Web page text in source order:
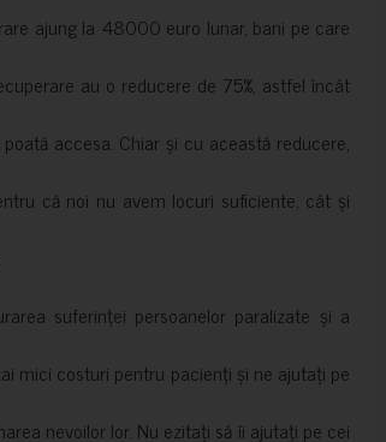
ajung la 48000 euro lunar, bani pe care
au o reducere de 75%, astfel încât
accesa. Chiar și cu această reducere,
că noi nu avem locuri suficiente, cât și
suferinței persoanelor paralizate și a
mici costuri pentru pacienți și ne ajutați pe
nevoilor lor. Nu ezitați să îi ajutați pe cei